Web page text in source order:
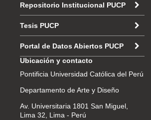
Repositorio Institucional PUCP
Tesis PUCP
Portal de Datos Abiertos PUCP
Ubicación y contacto
Pontificia Universidad Católica del Perú
Departamento de Arte y Diseño
Av. Universitaria 1801 San Miguel,
Lima 32, Lima - Perú